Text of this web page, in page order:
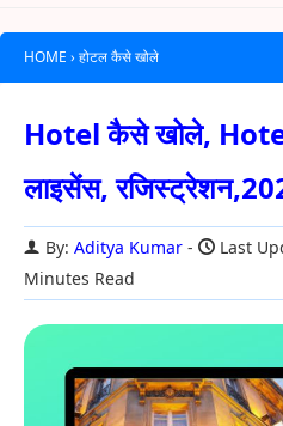
HOME › होटल कैसे खोले
Hotel कैसे खोले,
लाइसेंस,
By: Aditya Kumar Last
Minutes Read